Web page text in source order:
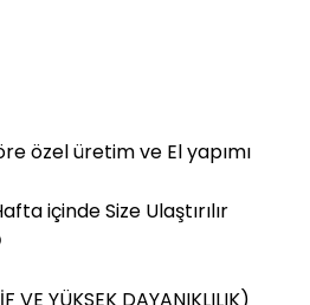
özel üretim ve El yapımı
içinde Size Ulaştırılır